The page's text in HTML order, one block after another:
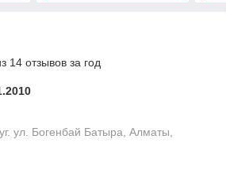
14 отзывов за год
ул. Богенбай Батыра, Алматы,